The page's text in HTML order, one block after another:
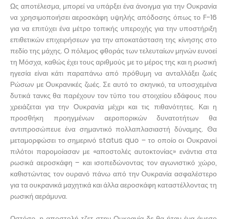
Ως αποτέλεσμα, μπορεί να υπάρξει ένα άνοιγμα για την Ουκρανία
να χρησιμοποιήσει αεροσκάφη υψηλής απόδοσης όπως το F-16
για να επιτύχει ένα μέτρο τοπικής υπεροχής για την υποστήριξη
επιθετικών επιχειρήσεων για την αποκατάσταση της κίνησης στο
πεδίο της μάχης. Ο πόλεμος φθοράς των τελευταίων μηνών ευνοεί
τη Μόσχα, καθώς έχει τους αριθμούς με το μέρος της και η ρωσική
ηγεσία είναι κάτι παραπάνω από πρόθυμη να ανταλλάξει ζωές
Ρώσων με Ουκρανικές ζωές. Σε αυτό το σκηνικό, τα υποσχεμένα
δυτικά τανκς θα παρέχουν τον τύπο του στοιχείου εδάφους που
χρειάζεται για την Ουκρανία μέχρι και τις πιθανότητες. Και η
προσθήκη προηγμένων αεροπορικών δυνατοτήτων θα
αντιπροσώπευε ένα σημαντικό πολλαπλασιαστή δύναμης. Θα
μεταμορφώσει το σημερινό status quo – το οποίο οι Ουκρανοί
πιλότοι παρομοίασαν με «αποστολές αυτοκτονίας» ενάντια στα
ρωσικά αεροσκάφη – και ισοπεδώνοντας τον αγωνιστικό χώρο,
καθιστώντας τον ουρανό πάνω από την Ουκρανία ασφαλέστερο
για τα ουκρανικά μαχητικά και άλλα αεροσκάφη καταστέλλοντας τη
ρωσική αεράμυνα.